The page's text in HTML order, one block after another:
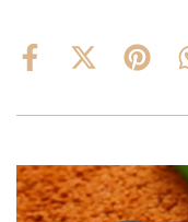
Share
Share
(Twitter)
Share